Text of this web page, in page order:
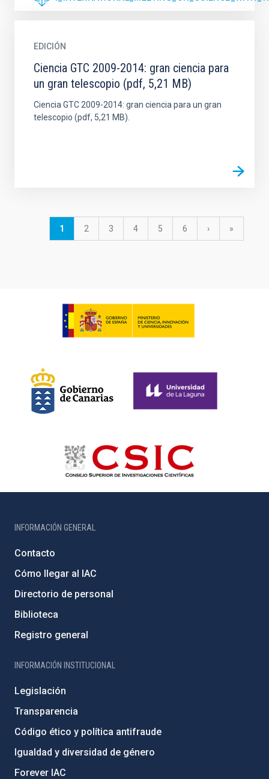
EDICIÓN
Ciencia GTC 2009-2014: gran ciencia para
un gran telescopio (pdf, 5,21 MB)
Ciencia GTC 2009-2014: gran ciencia para un gran
telescopio (pdf, 5,21 MB).
PaginaciónPágina
1 Página
2 Página
3 Página
4 Página
5 Página
6
Siguiente
›
última
»
INFORMACIÓN GENERAL
Contacto
Cómo llegar al IAC
Directorio de personal
Biblioteca
Registro general
INFORMACIÓN INSTITUCIONAL
Legislación
Transparencia
Código ético y política antifraude
Igualdad y diversidad de género
Forever IAC